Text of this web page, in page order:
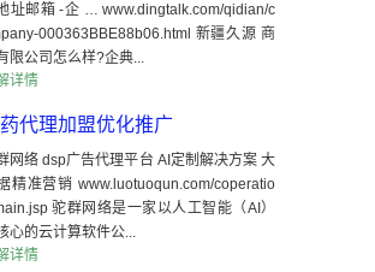
址邮箱 -企 … www.dingtalk.com/qidian/c
000363BBE88b06.html 新疆久源 商
限公司怎么样?企典...
详情
代理加盟优化推广
网络 dsp广告代理平台 AI定制解决方案 大
精准营销 www.luotuoqun.com/coperatio
驼群网络是一家以人工智能（AI）
心的云计算软件公...
详情